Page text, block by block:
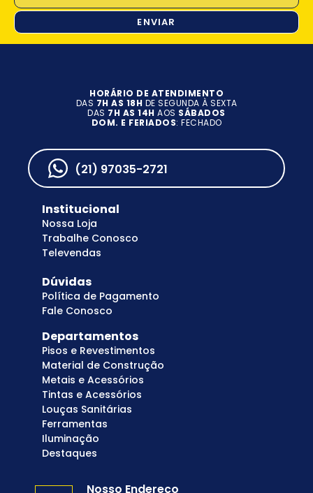
ENVIAR
HORÁRIO DE ATENDIMENTO
DAS 7H AS 18H DE SEGUNDA À SEXTA
DAS 7H AS 14H AOS SÁBADOS
DOM. E FERIADOS: FECHADO
(21) 97035-2721
Institucional
Nossa Loja
Trabalhe Conosco
Televendas
Dúvidas
Política de Pagamento
Fale Conosco
Departamentos
Pisos e Revestimentos
Material de Construção
Metais e Acessórios
Tintas e Acessórios
Louças Sanitárias
Ferramentas
Iluminação
Destaques
Nosso Endereço